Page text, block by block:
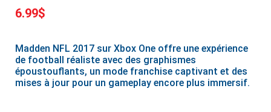
6.99$
Madden NFL 2017 sur Xbox One offre une expérience
de football réaliste avec des graphismes
époustouflants, un mode franchise captivant et des
mises à jour pour un gameplay encore plus immersif.